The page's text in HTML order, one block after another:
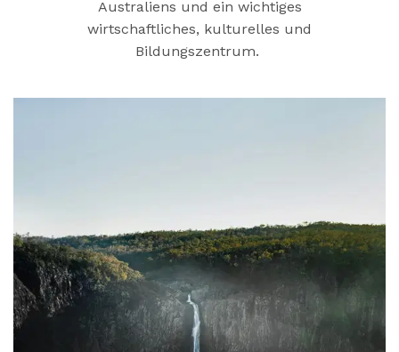
Australiens und ein wichtiges
wirtschaftliches, kulturelles und
Bildungszentrum.